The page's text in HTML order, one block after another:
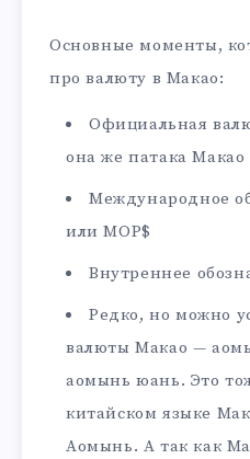
Основные моменты,
про валюту в Макао:
Официальная
она же патака Макао
Международное
или MOP$
Внутреннее
Редко, но можно
валюты Макао —
аомынь юань. Это
китайском языке
Аомынь. А так как